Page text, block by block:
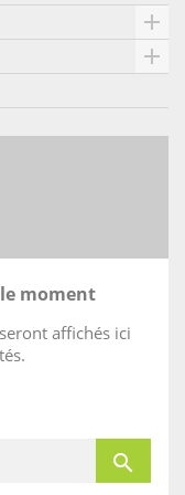


moment
affichés ici
search